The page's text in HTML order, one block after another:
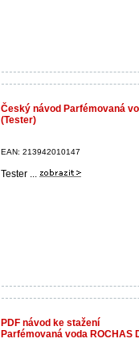
Český návod Parfémovaná
(Tester)
EAN: 213942010147
Tester ...
PDF návod ke stažení
Parfémovaná voda ROCHAS